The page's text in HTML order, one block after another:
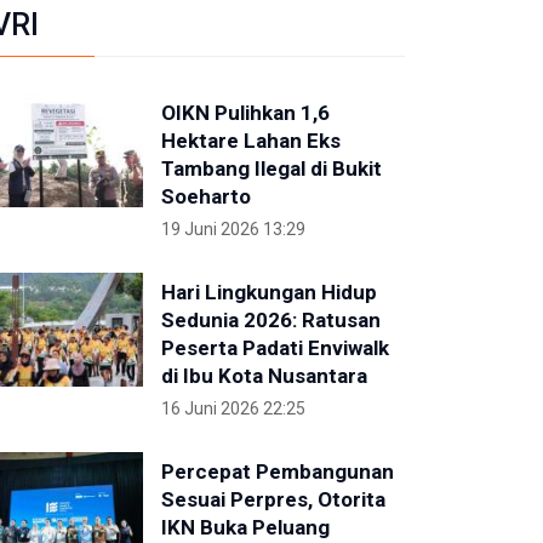
OIKN Pulihkan 1,6
Hektare Lahan Eks
Tambang Ilegal di Bukit
Soeharto
19 Juni 2026 13:29
Hari Lingkungan Hidup
Sedunia 2026: Ratusan
Peserta Padati Enviwalk
di Ibu Kota Nusantara
16 Juni 2026 22:25
Percepat Pembangunan
Sesuai Perpres, Otorita
IKN Buka Peluang